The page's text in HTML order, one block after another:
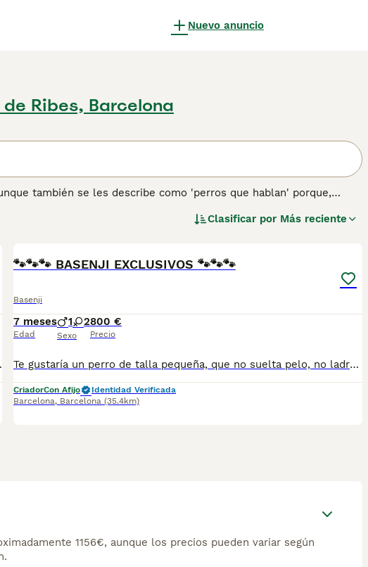
Nuevo anuncio
Ribes, Barcelona
también se les describe como 'perros que hablan' porque,
si se ensucian el pelaje. Al igual que los gatos, los Basenji usan
sobre esta raza de perro.
Clasificar por Más reciente
vínculo. 📍 La Granja de Flix (Tarragona) 📅 Visitas con cita previa 👉 Si buscas un Basenji exclusivo, criado con experiencia, seriedad y compromiso, contáctanos para más información y reservas.
🐾🐾🐾 BASENJI EXCLUSIVOS 🐾🐾🐾
Basenji
7 meses
Edad
1 2
Sexo
800 €
Precio
Te gustaría un perro de talla pequeña, que no suelta pelo, no ladra, super limpio, que no huele mal, hipo alergénico , activo y muy listo? Aquí tienes los Basenji! Una raza africana unica ! Se adapta a la vida en piso y en el campo. Fuertes y sanos. Llamanos para saber mas! Tel 610621032
CriadorCon Afijo
Identidad Verificada
Barcelona, Barcelona (35.4km)
1156€, aunque los precios pueden variar según